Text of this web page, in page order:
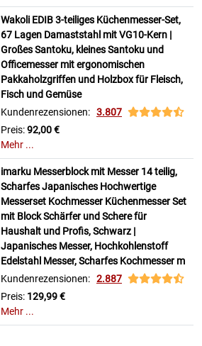
Wakoli EDIB 3-teiliges Küchenmesser-Set,
67 Lagen Damaststahl mit VG10-Kern |
Großes Santoku, kleines Santoku und
Officemesser mit ergonomischen
Pakkaholzgriffen und Holzbox für Fleisch,
Fisch und Gemüse
Kundenrezensionen: 3.807
Preis:92,00 €
Mehr ...
imarku Messerblock mit Messer 14 teilig,
Scharfes Japanisches Hochwertige
Messerset Kochmesser Küchenmesser Set
mit Block Schärfer und Schere für
Haushalt und Profis, Schwarz |
Japanisches Messer, Hochkohlenstoff
Edelstahl Messer, Scharfes Kochmesser m
Kundenrezensionen: 2.887
Preis: 129,99 €
Mehr ...